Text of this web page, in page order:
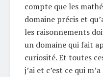
compte que les
domaine précis et
les raisonnements
un domaine qui fait
curiosité. Et toutes
j’ai et c’est ce qui